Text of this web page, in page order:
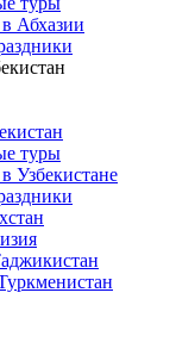
Абхазии
туры
Узбекистане